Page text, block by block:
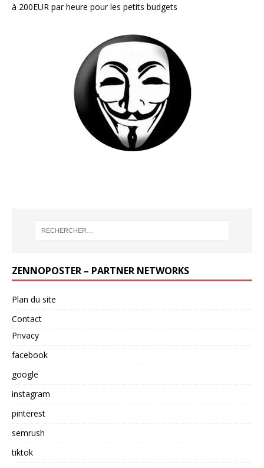
à 200EUR par heure pour les petits budgets
ZENNOPOSTER – PARTNER NETWORKS
Plan du site
Contact
Privacy
facebook
google
instagram
pinterest
semrush
tiktok